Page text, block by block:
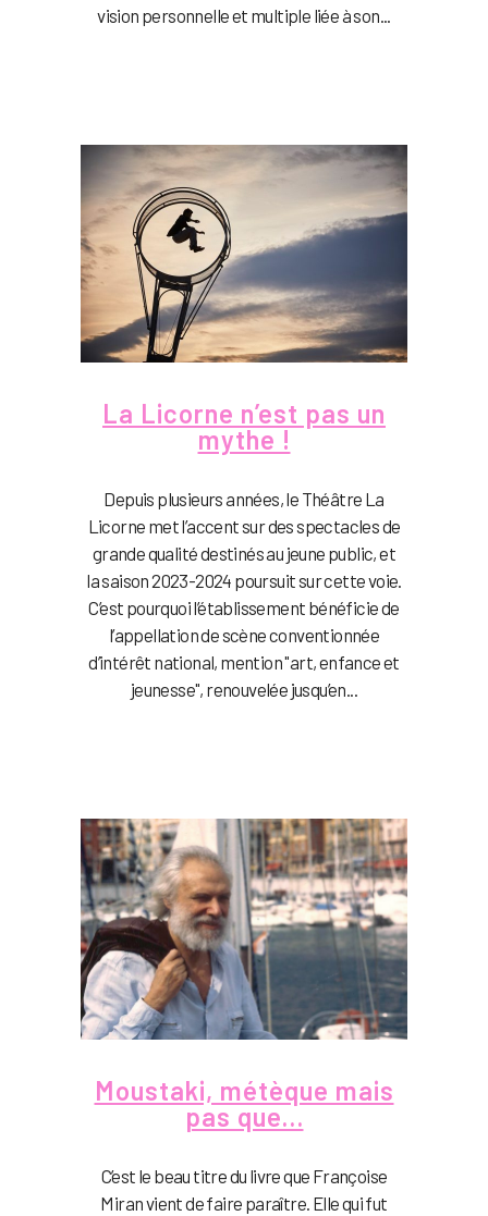
vision personnelle et multiple liée à son...
La Licorne n’est pas un
mythe !
Depuis plusieurs années, le Théâtre La
Licorne met l’accent sur des spectacles de
grande qualité destinés au jeune public, et
la saison 2023-2024 poursuit sur cette voie.
C’est pourquoi l’établissement bénéficie de
l’appellation de scène conventionnée
d’intérêt national, mention "art, enfance et
jeunesse", renouvelée jusqu’en...
Moustaki, métèque mais
pas que…
C’est le beau titre du livre que Françoise
Miran vient de faire paraître. Elle qui fut